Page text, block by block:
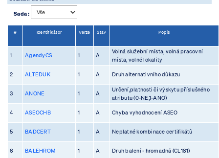
Sada :
# Identifikátor Verze Stav Popis
1 AgendyCS 1 A
Volná služební místa, volná pracovní
místa, volné lokality
2 ALTEDUK 1 A Druh alternativního důkazu
3 ANONE 1 A
Určení,platnosti či výskytu příslušného
atributu (0-NE,1-ANO)
4 ASEOCHB 1 A Chyba vyhodnocení ASEO
5 BADCERT 1 A Neplatné kombinace certifikátů
6 BALEHROM 1 A Druh balení - hromadná (CL181)